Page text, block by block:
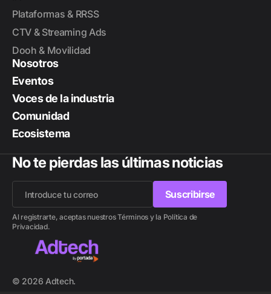
© 2026 Adtech.
Plataformas & RRSS
CTV & Streaming Ads
Dooh & Movilidad
Nosotros
Eventos
Voces de la industria
Comunidad
Ecosistema
No te pierdas las últimas noticias
Suscribirse
Suscribirse
Al registrarte, aceptas nuestros Términos y la Política de
Privacidad.